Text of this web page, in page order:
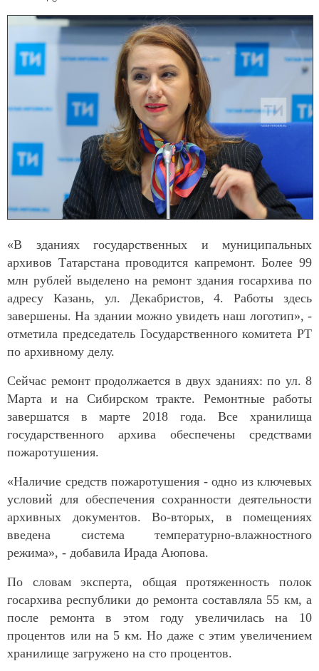
«В зданиях государственных и муниципальных
архивов Татарстана проводится капремонт. Более 99
млн рублей выделено на ремонт здания госархива по
адресу Казань, ул. Декабристов, 4. Работы здесь
завершены. На здании можно увидеть наш логотип», -
отметила председатель Государственного комитета РТ
по архивному делу.
Сейчас ремонт продолжается в двух зданиях: по ул. 8
Марта и на Сибирском тракте. Ремонтные работы
завершатся в марте 2018 года. Все хранилища
государственного архива обеспечены средствами
пожаротушения.
«Наличие средств пожаротушения - одно из ключевых
условий для обеспечения сохранности деятельности
архивных документов. Во-вторых, в помещениях
введена система температурно-влажностного
режима», - добавила Ирада Аюпова.
По словам эксперта, общая протяженность полок
госархива республики до ремонта составляла 55 км, а
после ремонта в этом году увеличилась на 10
процентов или на 5 км. Но даже с этим увеличением
хранилище загружено на сто процентов.